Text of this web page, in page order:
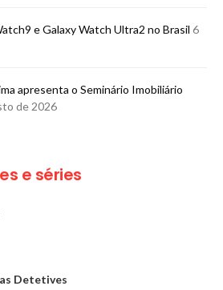
e Galaxy Watch Ultra2 no Brasil 6
apresenta o Seminário Imobiliário
de 2026
e séries
Detetives